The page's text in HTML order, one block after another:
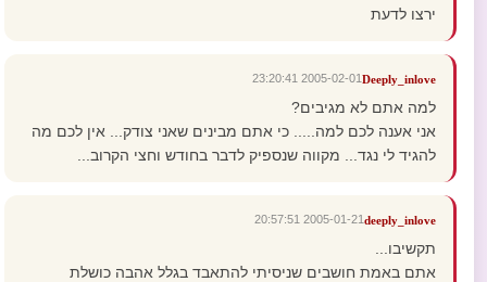
ירצו לדעת
Deeply_inlove
2005-02-01 23:20:41
למה אתם לא מגיבים?
אני אענה לכם למה..... כי אתם מבינים שאני צודק... אין לכם מה
להגיד לי נגד... מקווה שנספיק לדבר בחודש וחצי הקרוב...
deeply_inlove
2005-01-21 20:57:51
תקשיבו...
אתם באמת חושבים שניסיתי להתאבד בגלל אהבה כושלת